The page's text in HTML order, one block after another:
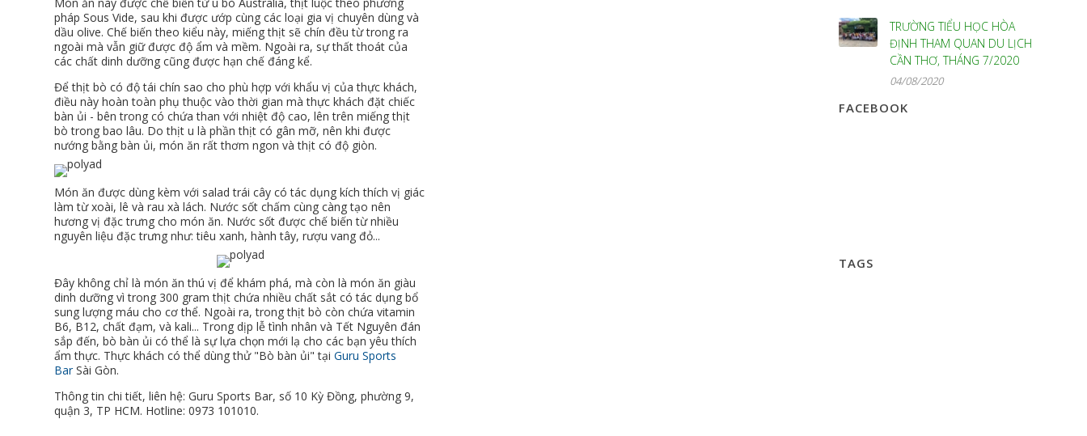
pháp Sous Vide, sau khi được ướp cùng các loại gia vị chuyên dùng và
dầu olive. Chế biến theo kiểu này, miếng thịt sẽ chín đều từ trong ra
ngoài mà vẫn giữ được độ ẩm và mềm. Ngoài ra, sự thất thoát của
các chất dinh dưỡng cũng được hạn chế đáng kể.
Để thịt bò có độ tái chín sao cho phù hợp với khẩu vị của thực khách,
điều này hoàn toàn phụ thuộc vào thời gian mà thực khách đặt chiếc
bàn ủi - bên trong có chứa than với nhiệt độ cao, lên trên miếng thịt
bò trong bao lâu. Do thịt u là phần thịt có gân mỡ, nên khi được
nướng bằng bàn ủi, món ăn rất thơm ngon và thịt có độ giòn.
Món ăn được dùng kèm với salad trái cây có tác dụng kích thích vị giác
làm từ xoài, lê và rau xà lách. Nước sốt chấm cùng càng tạo nên
hương vị đặc trưng cho món ăn. Nước sốt được chế biến từ nhiều
nguyên liệu đặc trưng như: tiêu xanh, hành tây, rượu vang đỏ...
Đây không chỉ là món ăn thú vị để khám phá, mà còn là món ăn giàu
dinh dưỡng vì trong 300 gram thịt chứa nhiều chất sắt có tác dụng bổ
sung lượng máu cho cơ thể. Ngoài ra, trong thịt bò còn chứa vitamin
B6, B12, chất đạm, và kali... Trong dịp lễ tình nhân và Tết Nguyên đán
sắp đến, bò bàn ủi có thể là sự lựa chọn mới lạ cho các bạn yêu thích
ẩm thực. Thực khách có thể dùng thử "Bò bàn ủi" tại Guru Sports
BarSài Gòn.
Thông tin chi tiết, liên hệ: Guru Sports Bar, số 10 Kỳ Đồng, phường 9,
quận 3, TP HCM. Hotline: 0973 101010.
TRƯỜNG TIỂU HỌC HÒA
ĐỊNH THAM QUAN DU LỊCH
CẦN THƠ, THÁNG 7/2020
04/08/2020
FACEBOOK
TAGS